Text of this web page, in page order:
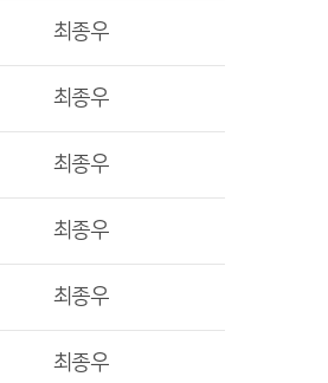
최종우
최종우
최종우
최종우
최종우
최종우